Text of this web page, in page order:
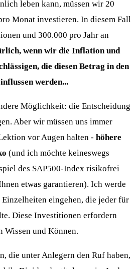
leben kann, müssen wir 20
Monat investieren. In diesem Fall
und 300.000 pro Jahr an
wenn wir die Inflation und
die diesen Betrag in den
werden...
Möglichkeit: die Entscheidung
Aber wir müssen uns immer
vor Augen halten - höhere
(und ich möchte keineswegs
des SAP500-Index risikofrei
etwas garantieren). Ich werde
eingehen, die jeder für
Diese Investitionen erfordern
Wissen und Können.
die unter Anlegern den Ruf haben,